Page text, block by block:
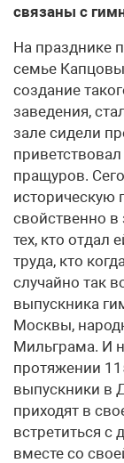
связаны с
На празднике
семье
создание
заведения,
зале сидели
пращуров.
историческую
свойственно в
тех, кто отдал
труда, кто
случайно так
выпускника
Москвы,
Мильграма. И
протяжении
выпускники в
приходят в
встретиться
вместе со